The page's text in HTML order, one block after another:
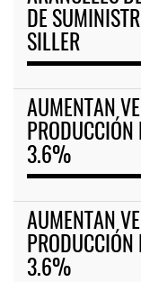
DE
SILLER
AUMENTAN
3.6%
AUMENTAN
3.6%